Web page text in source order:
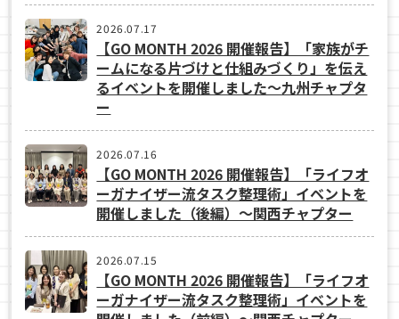
2026.07.17
【GO MONTH 2026 開催報告】「家族がチ
ームになる片づけと仕組みづくり」を伝え
るイベントを開催しました～九州チャプタ
ー
2026.07.16
【GO MONTH 2026 開催報告】「ライフオ
ーガナイザー流タスク整理術」イベントを
開催しました（後編）～関西チャプター
2026.07.15
【GO MONTH 2026 開催報告】「ライフオ
ーガナイザー流タスク整理術」イベントを